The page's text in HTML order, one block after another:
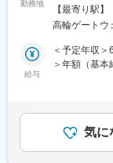
★日系メーカ
チャレンジ可能
★グローバル
■業務内容：
向けたインサ
ョンです。
勤務地
変更の範囲
【最寄り駅】
高輪ゲートウ
給与
＜予定年収
＞年額（基
す。月給(月
気に